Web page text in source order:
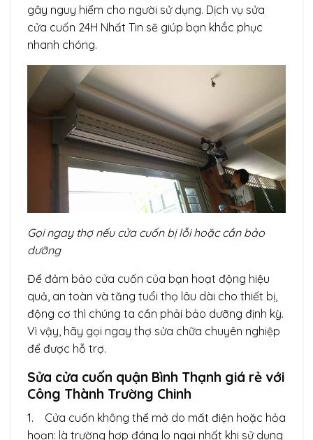
gây nguy hiểm cho người sử dụng. Dịch vụ sửa
cửa cuốn 24H Nhất Tin sẽ giúp bạn khắc phục
nhanh chóng.
Gọi ngay thợ nếu cửa cuốn bị lỗi hoặc cần bảo
dưỡng
Để đảm bảo cửa cuốn của bạn hoạt động hiệu
quả, an toàn và tăng tuổi thọ lâu dài cho thiết bị,
động cơ thì chúng ta cần phải bảo dưỡng định kỳ.
Vì vậy, hãy gọi ngay thợ sửa chữa chuyên nghiệp
để được hỗ trợ.
Sửa cửa cuốn quận Bình Thạnh giá rẻ với
Công Thành Trường Chinh
1. Cửa cuốn không thể mở do mất điện hoặc hỏa
hoạn: là trường hợp đáng lo ngại nhất khi sử dụng